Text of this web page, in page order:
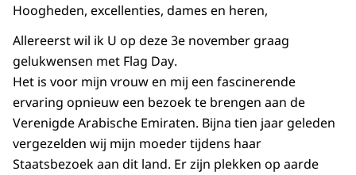
Hoogheden, excellenties, dames en heren,
Allereerst wil ik U op deze 3e november graag
gelukwensen met Flag Day.
Het is voor mijn vrouw en mij een fascinerende
ervaring opnieuw een bezoek te brengen aan de
Verenigde Arabische Emiraten. Bijna tien jaar geleden
vergezelden wij mijn moeder tijdens haar
Staatsbezoek aan dit land. Er zijn plekken op aarde